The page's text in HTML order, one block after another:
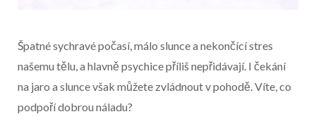
Špatné sychravé počasí, málo slunce a nekončící stres
našemu tělu, a hlavně psychice příliš nepřidávají. I čekání
na jaro a slunce však můžete zvládnout v pohodě. Víte, co
podpoří dobrou náladu?